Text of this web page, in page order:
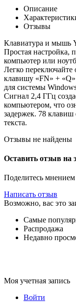
Описание
Отзывы
Клавиатура и мышь
Простая настройка,
компьютер или
Легко
клавишу «FN» +
для системы
Сигнал 2,4 ГГц
компьютером, что
задержек. 78
текста.
Отзывы не найдены
Оставить отзыв на
Поделитесь
Написать отзыв
Возможно, вас это
Самые
Распродажа
Недавно
Моя учетная запись
Войти